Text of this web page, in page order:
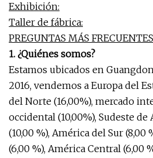
Exhibición:
Taller de fábrica:
PREGUNTAS MÁS
1. ¿Quiénes somos?
Estamos ubicados en
2016, vendemos a Europa del
del Norte (16,00%), mercado
occidental (10,00%), Sudeste de
(10,00 %), América del Sur (8,00
(6,00 %), América Central (6,00